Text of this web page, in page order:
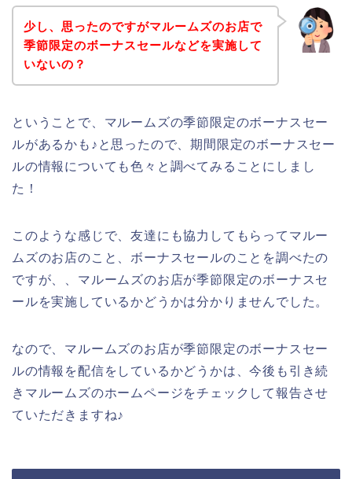
少し、思ったのですがマルームズのお店で
季節限定のボーナスセールなどを実施して
いないの？
ということで、マルームズの季節限定のボーナスセー
ルがあるかも♪と思ったので、期間限定のボーナスセー
ルの情報についても色々と調べてみることにしまし
た！
このような感じで、友達にも協力してもらってマルー
ムズのお店のこと、ボーナスセールのことを調べたの
ですが、、マルームズのお店が季節限定のボーナスセ
ールを実施しているかどうかは分かりませんでした。
なので、マルームズのお店が季節限定のボーナスセー
ルの情報を配信をしているかどうかは、今後も引き続
きマルームズのホームページをチェックして報告させ
ていただきますね♪